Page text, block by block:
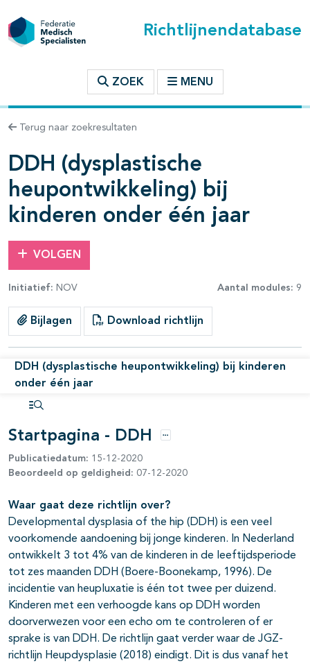
Richtlijnendatabase
ZOEK MENU
Terug naar zoekresultaten
DDH (dysplastische
heupontwikkeling) bij
kinderen onder één jaar
VOLGEN
Initiatief: NOV Aantal modules: 9
Bijlagen Download richtlijn
DDH (dysplastische heupontwikkeling) bij kinderen
onder één jaar
Startpagina - DDH Opties
Publicatiedatum: 15-12-2020
Beoordeeld op geldigheid: 07-12-2020
Waar gaat deze richtlijn over?
Developmental dysplasia of the hip (DDH) is een veel
voorkomende aandoening bij jonge kinderen. In Nederland
ontwikkelt 3 tot 4% van de kinderen in de leeftijdsperiode
tot zes maanden DDH (Boere-Boonekamp, 1996). De
incidentie van heupluxatie is één tot twee per duizend.
Kinderen met een verhoogde kans op DDH worden
doorverwezen voor een echo om te controleren of er
sprake is van DDH. De richtlijn gaat verder waar de JGZ-
richtlijn Heupdysplasie (2018) eindigt. Dit is dus vanaf het